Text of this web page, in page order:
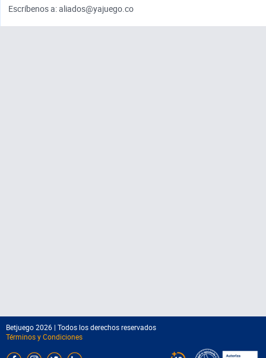
Escríbenos a: aliados@yajuego.co
Betjuego 2026 | Todos los derechos reservados
Términos y Condiciones